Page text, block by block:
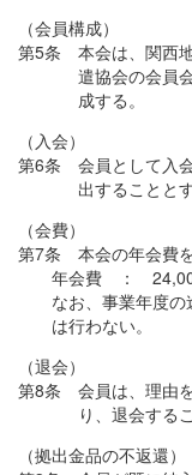
（会員構成）
第5条 本会は、関西
遣協会の会員
成する。
（入会）
第6条 会員として入
出することとす
（会費）
第7条 本会の年会費を
年会費 ：
なお、事業年度
は行わない。
（退会）
第8条 会員は、理由
り、退会する
（拠出金品の不返還）